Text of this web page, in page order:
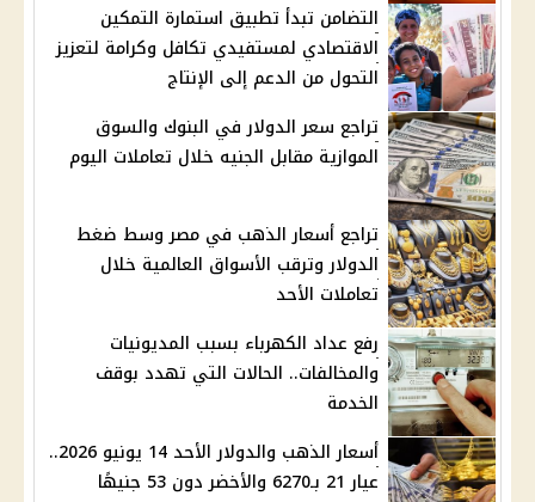
التضامن تبدأ تطبيق استمارة التمكين
الاقتصادي لمستفيدي تكافل وكرامة لتعزيز
التحول من الدعم إلى الإنتاج
تراجع سعر الدولار في البنوك والسوق
الموازية مقابل الجنيه خلال تعاملات اليوم
تراجع أسعار الذهب في مصر وسط ضغط
الدولار وترقب الأسواق العالمية خلال
تعاملات الأحد
رفع عداد الكهرباء بسبب المديونيات
والمخالفات.. الحالات التي تهدد بوقف
الخدمة
أسعار الذهب والدولار الأحد 14 يونيو 2026..
عيار 21 بـ6270 والأخضر دون 53 جنيهًا